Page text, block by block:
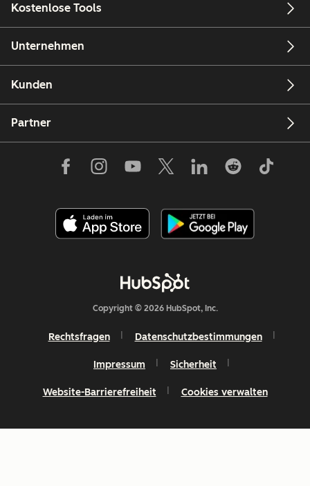
Kostenlose Tools
Unternehmen
Kunden
Partner
Copyright © 2026 HubSpot, Inc.
Rechtsfragen Datenschutzbestimmungen
Impressum Sicherheit
Website-Barrierefreiheit Cookies verwalten